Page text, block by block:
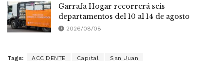
Garrafa Hogar recorrerá seis
departamentos del 10 al 14 de agosto
2026/08/08
Tags: ACCIDENTE Capital San Juan